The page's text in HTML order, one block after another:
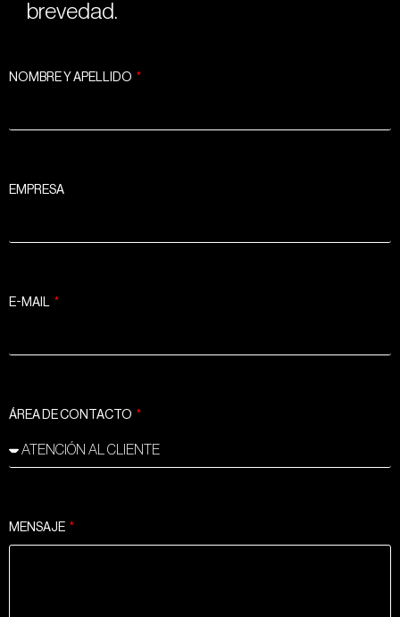
brevedad.
NOMBRE Y APELLIDO
EMPRESA
E-MAIL
ÁREA DE CONTACTO
MENSAJE